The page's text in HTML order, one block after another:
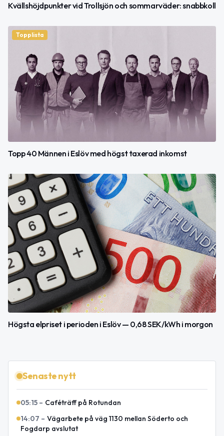
Kvällshöjdpunkter vid Trollsjön och sommarväder: snabbkoll
Topplista
Topp 40 Männen i Eslöv med högst taxerad inkomst
Högsta elpriset i perioden i Eslöv — 0,68 SEK/kWh i morgon
Senaste nytt
05:15 – Caféträff på Rotundan
14:07 – Vägarbete på väg 1130 mellan Söderto och
Fogdarp avslutat